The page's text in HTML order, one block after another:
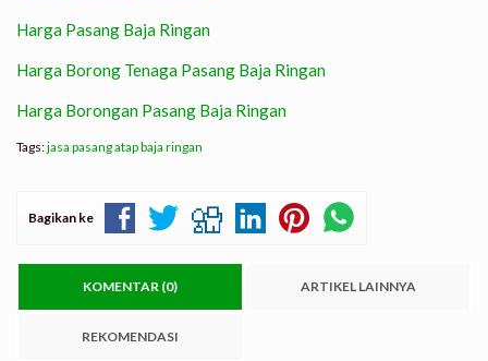
Harga Pasang Baja Ringan
Harga Borong Tenaga Pasang Baja Ringan
Harga Borongan Pasang Baja Ringan
Tags:jasa pasang atap baja ringan
Bagikan ke
KOMENTAR (0) ARTIKEL LAINNYA
REKOMENDASI